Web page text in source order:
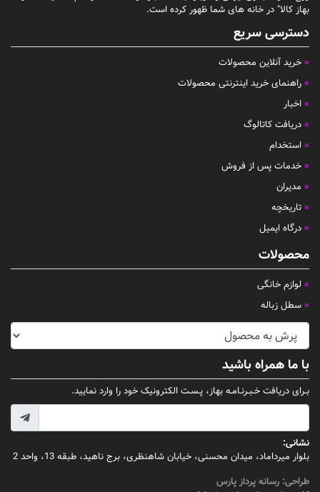
بهاز کالا" در خانه های شما ظهور کرده است.
دسترسی سریع
خرید آنلاین محصولات
راهنمای خرید اینترنتی محصولات
اخبار
دریافت کاتالوگ
استخدام
خدمات پس از فروش
مدیران
تاریخچه
درگاه ایمیل
محصولات
لوازم خانگی
سطل زباله
با ما همراه باشید
بـرای دریافت خـبـرنـامـه بهاز، پـسـت الکترونیک خود را وارد نمایید.
نشانی:
بلوار میرداماد، میدان محسنی، خیابان شاهنظری، برج ناهید، طبقه 13، واحد 2
طراحی: رسانه پرداز پارس